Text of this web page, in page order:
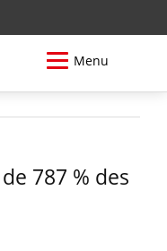
Menu
787 % des